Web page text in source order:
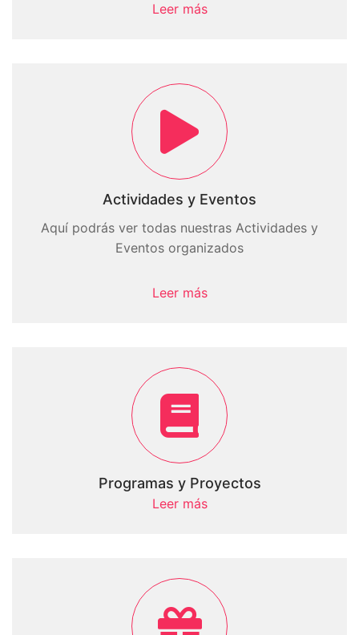
Leer más
Actividades y Eventos
Aquí podrás ver todas nuestras Actividades y
Eventos organizados
Leer más
Programas y Proyectos
Leer más